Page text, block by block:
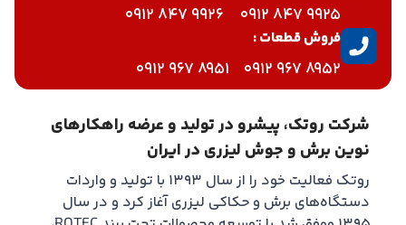
9925 847 0912
9926 847 0912
فروش قطعات :
8952 967 0912
8951 967 0912
شرکت روتک، پیشرو در تولید و عرضه راهکارهای
نوین برش و جوش لیزری در ایران
روتک فعالیت خود را از سال ۱۳۹۳ با تولید و واردات
دستگاه‌های برش و حکاکی لیزری آغاز کرد و در سال